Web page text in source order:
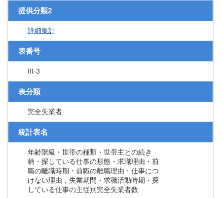
提供分類2
詳細集計
表番号
III-3
表分類
完全失業者
統計表名
年齢階級・世帯の種類・世帯主との続き
柄・探している仕事の形態・求職理由・前
職の離職時期・前職の離職理由・仕事につ
けない理由，失業期間・求職活動時期・探
している仕事の主従別完全失業者数